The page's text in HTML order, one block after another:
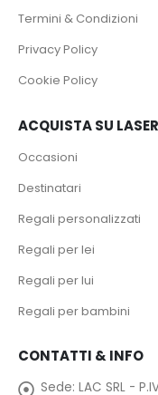
Termini & Condizioni
Privacy Policy
Cookie Policy
ACQUISTA SU
Occasioni
Destinatari
Regali personalizzati
Regali per lei
Regali per lui
Regali per bambini
CONTATTI & INFO
Sede: LAC SRL -